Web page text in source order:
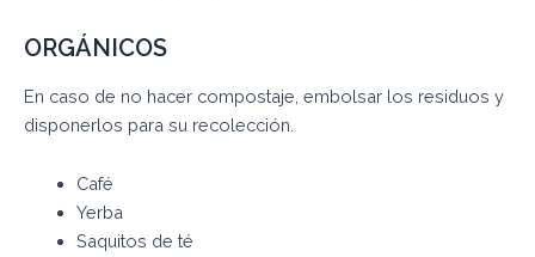
ORGÁNICOS
En caso de no hacer compostaje, embolsar los residuos y
disponerlos para su recolección.
Café
Yerba
Saquitos de té